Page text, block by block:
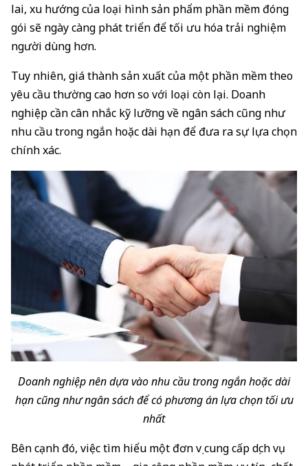
lai, xu hướng của loại hình sản phẩm phần mềm đóng
gói sẽ ngày càng phát triển để tối ưu hóa trải nghiệm
người dùng hơn.
Tuy nhiên, giá thành sản xuất của một phần mềm theo
yêu cầu thường cao hơn so với loại còn lại. Doanh
nghiệp cần cân nhắc kỹ lưỡng về ngân sách cũng như
nhu cầu trong ngắn hoặc dài hạn để đưa ra sự lựa chọn
chính xác.
Doanh nghiệp nên dựa vào nhu cầu trong ngắn hoặc dài
hạn cũng như ngân sách để có phương án lựa chọn tối ưu
nhất
Bên cạnh đó, việc tìm hiểu một đơn vị cung cấp dịch vụ